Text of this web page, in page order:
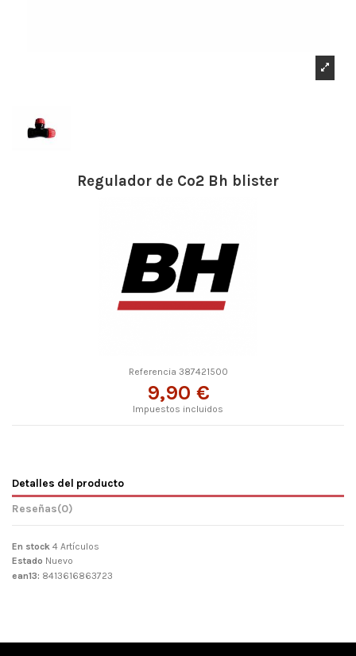
Regulador de Co2 Bh blister
Referencia 387421500
9,90 €
Impuestos incluidos
Detalles del producto
Reseñas(0)
En stock 4 Artículos
Estado Nuevo
ean13: 8413616863723